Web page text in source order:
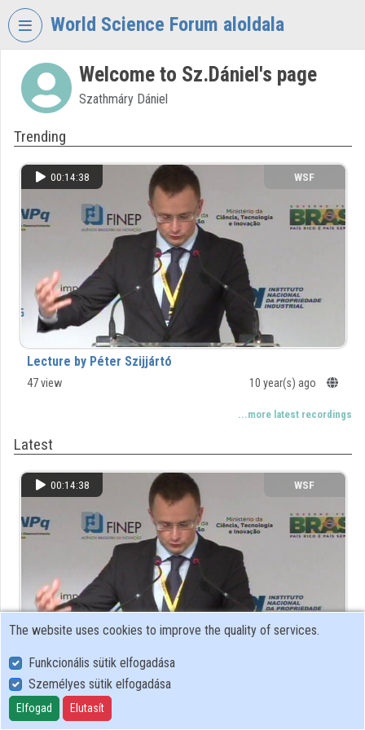
Skip header
World Science Forum aloldala
VIDEOTORIUM
SCIENCE
Organization home
Log In
Organization discovery
Categories
Organization playlists
Organizations
Welcome to Sz.Dániel's page
Szathmáry Dániel
Trending
00:14:38 WSF
Lecture by Péter Szijjártó
47 view 10 year(s) ago
...more latest recordings
Latest
00:14:38 WSF
Lecture by Péter Szijjártó
47 view
The website uses cookies to improve the quality of services.
Funkcionális sütik elfogadása
Személyes sütik elfogadása
Elfogad Elutasít